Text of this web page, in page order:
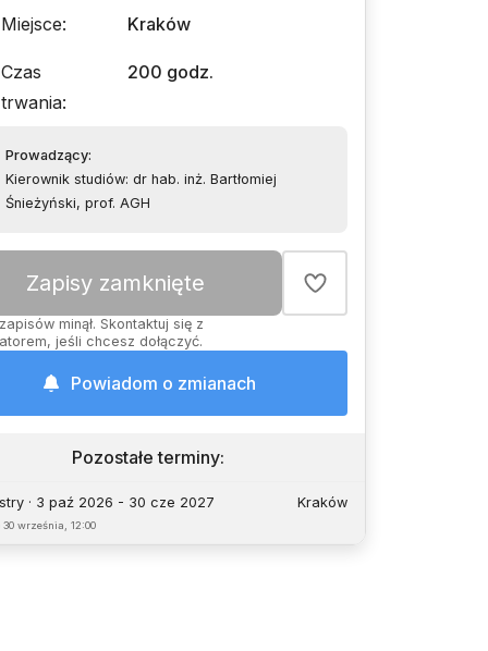
Miejsce: Kraków
Czas
trwania:
200 godz.
Prowadzący:
Kierownik studiów: dr hab. inż. Bartłomiej
Śnieżyński, prof. AGH
Zapisy zamknięte
minął. Skontaktuj się z
jeśli chcesz dołączyć.
Powiadom o zmianach
Pozostałe terminy:
· 3 paź 2026 - 30 cze 2027
30 września, 12:00
Kraków